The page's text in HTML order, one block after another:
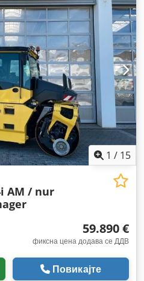
1 / 15
AM / nur
59.890 €
фиксна цена додава се ДДВ
Повикајте